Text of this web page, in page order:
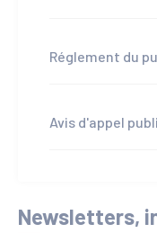
Réglement du
Avis d'appel
Newsletters,